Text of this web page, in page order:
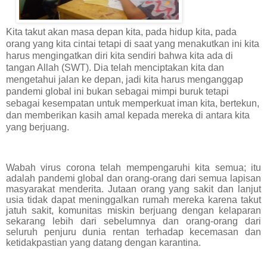
Kita takut akan masa depan kita, pada hidup kita, pada
orang yang kita cintai tetapi di saat yang menakutkan ini kita
harus mengingatkan diri kita sendiri bahwa kita ada di
tangan Allah (SWT). Dia telah menciptakan kita dan
mengetahui jalan ke depan, jadi kita harus menganggap
pandemi global ini bukan sebagai mimpi buruk tetapi
sebagai kesempatan untuk memperkuat iman kita, bertekun,
dan memberikan kasih amal kepada mereka di antara kita
yang berjuang.
Wabah virus corona telah mempengaruhi kita semua; itu
adalah pandemi global dan orang-orang dari semua lapisan
masyarakat menderita. Jutaan orang yang sakit dan lanjut
usia tidak dapat meninggalkan rumah mereka karena takut
jatuh sakit, komunitas miskin berjuang dengan kelaparan
sekarang lebih dari sebelumnya dan orang-orang dari
seluruh penjuru dunia rentan terhadap kecemasan dan
ketidakpastian yang datang dengan karantina.